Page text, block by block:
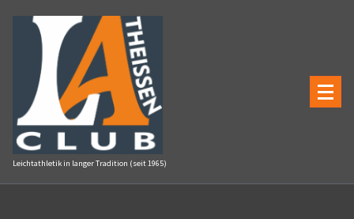
Inhalt
springen
Leichtathletik in langer Tradition (seit 1965)